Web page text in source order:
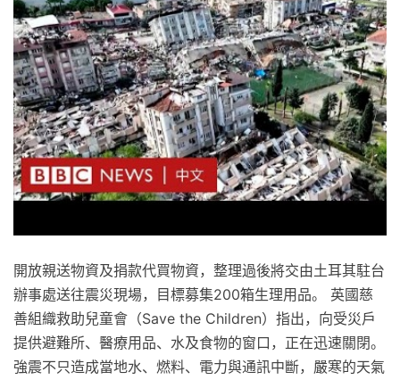
開放親送物資及捐款代買物資，整理過後將交由土耳其駐台
辦事處送往震災現場，目標募集200箱生理用品。 英國慈
善組織救助兒童會（Save the Children）指出，向受災戶
提供避難所、醫療用品、水及食物的窗口，正在迅速關閉。
強震不只造成當地水、燃料、電力與通訊中斷，嚴寒的天氣